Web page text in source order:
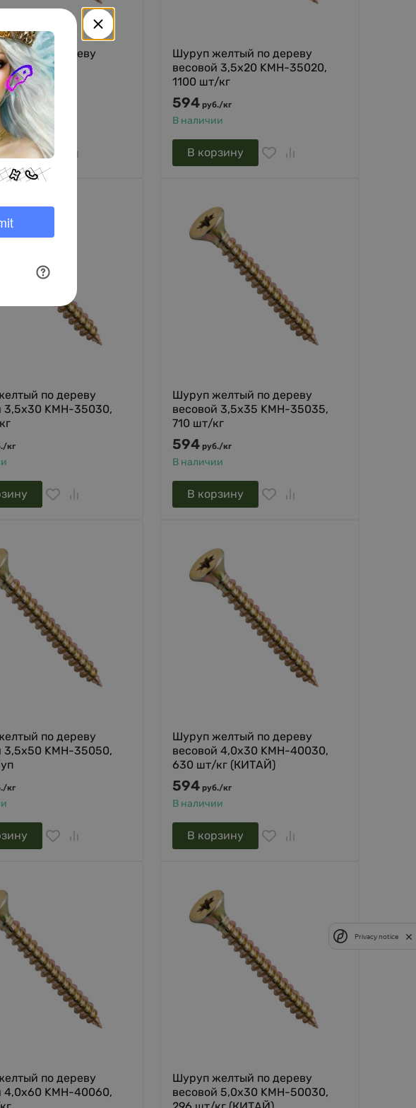
по дереву
50050
/шт.
Шуруп желтый по дереву
весовой 3,5х20 KMH-35020,
1100 шт/кг
594 руб./кг
В наличии
В корзину
по дереву
3,5х30 KMH-35030,
/кг
Шуруп желтый по дереву
весовой 3,5х35 KMH-35035,
710 шт/кг
594 руб./кг
В наличии
В корзину
по дереву
3,5х50 KMH-35050,
/кг
Шуруп желтый по дереву
весовой 4,0х30 KMH-40030,
630 шт/кг (КИТАЙ)
594 руб./кг
В наличии
В корзину
по дереву
4,0х60 KMH-40060,
Шуруп желтый по дереву
весовой 5,0х30 KMH-50030,
Privacy notice